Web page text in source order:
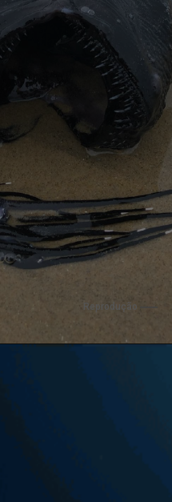
Reprodução